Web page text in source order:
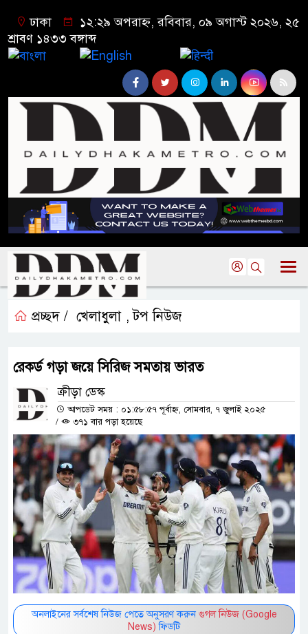
ঢাকা
১২:২৯ অপরাহ্ন, রবিবার, ০৯ অগাস্ট ২০২৬, ২৫
শ্রাবণ ১৪৩৩ বঙ্গাব্দ
প্রচ্ছদ / খেলাধুলা ,টপ নিউজ
রেকর্ড গড়া জয়ে সিরিজ সমতায় ভারত
ক্রীড়া ডেস্ক
আপডেট সময় : ০১:৫৮:৫৭ পূর্বাহ্ন, সোমবার, ৭ জুলাই ২০২৫
/
৩৭১ বার পড়া হয়েছে
অনলাইনের সর্বশেষ নিউজ পেতে অনুসরণ করুন গুগল নিউজ (Google
News) ফিডটি